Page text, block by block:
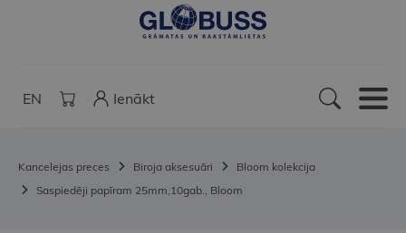
EN Ienākt
Kancelejas preces Biroja aksesuāri
Bloom kolekcija
Saspiedēji papīram 25mm,10gab., Bloom